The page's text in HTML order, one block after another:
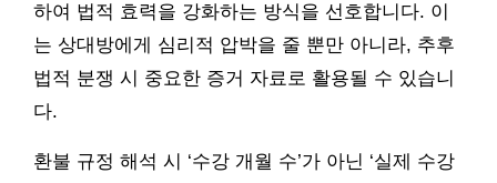
하여 법적 효력을 강화하는 방식을 선호합니다. 이
는 상대방에게 심리적 압박을 줄 뿐만 아니라, 추후
법적 분쟁 시 중요한 증거 자료로 활용될 수 있습니
다.
환불 규정 해석 시 ‘수강 개월 수’가 아닌 ‘실제 수강